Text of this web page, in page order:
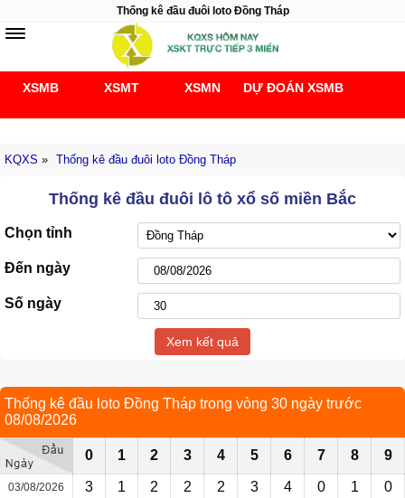
Thống kê đầu đuôi loto Đồng Tháp
XSMB XSMT XSMN DỰ ĐOÁN XSMB
KQXS » Thống kê đầu đuôi loto Đồng Tháp
Thống kê đầu đuôi lô tô xổ số miền Bắc
Chọn tỉnh
Đến ngày
Số ngày
Xem kết quả
Thống kê đầu loto Đồng Tháp trong vòng 30 ngày trước
08/08/2026
0 1 2 3 4 5 6 7 8 9
03/08/2026 3 1 2 2 2 3 4 0 1 0